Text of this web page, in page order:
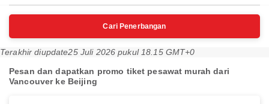
Cari Penerbangan
Terakhir diupdate25 Juli 2026 pukul 18.15 GMT+0
Pesan dan dapatkan promo tiket pesawat murah dari
Vancouver ke Beijing